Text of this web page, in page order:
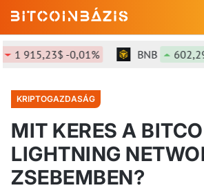
-0,01% BNB 602,29$
KRIPTOGAZDASÁG
MIT KERES A
LIGHTNING
ZSEBEMBEN?